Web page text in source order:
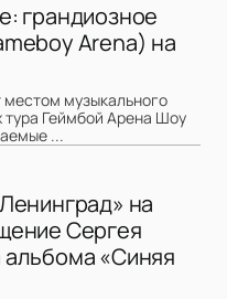
грандиозное
Arena) на
местом музыкального
Геймбой Арена Шоу
...
на
Сергея
«Синяя